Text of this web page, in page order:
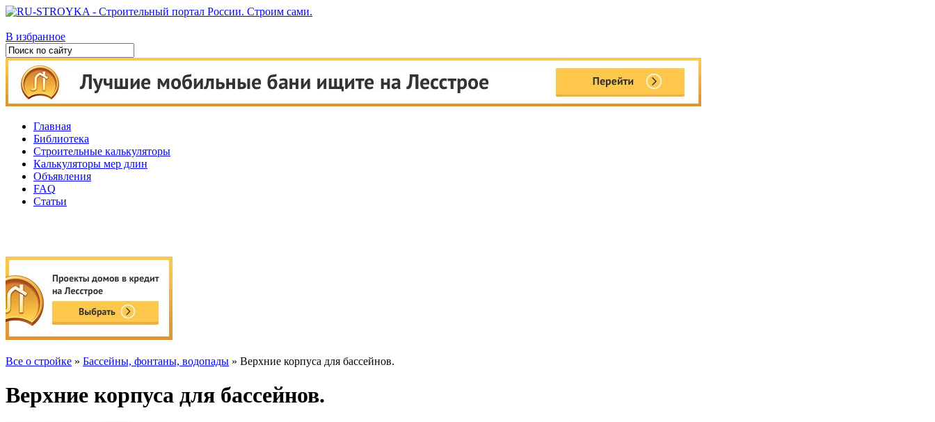
В избранное
Главная
Библиотека
Строительные калькуляторы
Калькуляторы мер длин
Объявления
FAQ
Статьи
Все о стройке » Бассейны, фонтаны, водопады » Верхние корпуса для бассейнов.
Верхние корпуса для бассейнов.